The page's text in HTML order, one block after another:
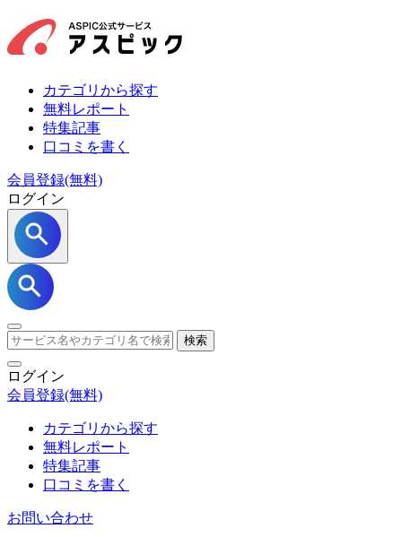
カテゴリから探す
無料レポート
特集記事
口コミを書く
会員登録(無料)
ログイン
検索
ログイン
会員登録(無料)
カテゴリから探す
無料レポート
特集記事
口コミを書く
お問い合わせ